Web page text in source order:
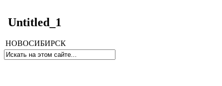
Untitled_1
НОВОСИБИРСК